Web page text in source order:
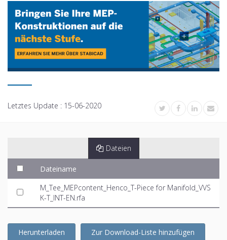
Letztes Update : 15-06-2020
Dateien
Dateiname
M_Tee_MEPcontent_Henco_T-Piece for Manifold_VVS
K-T_INT-EN.rfa
Herunterladen Zur Download-Liste hinzufügen